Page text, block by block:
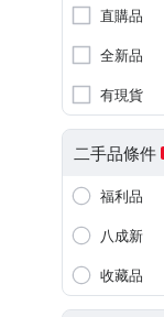
直購品
全新品
有現貨
二手品條件
福利品
八成新
收藏品